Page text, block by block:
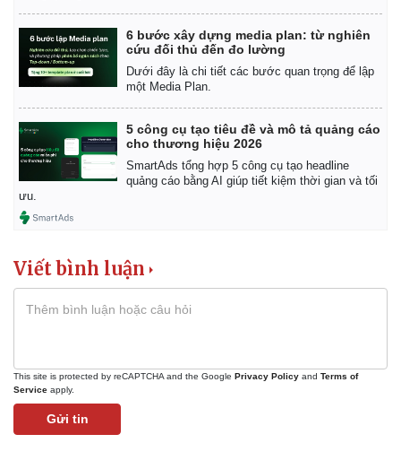
Kinh tế
Bất động sản
Khởi nghiệp
Thị trường
Giá vàng
Tiêu dùng
Chứng khoán
Giá cà phê
6 bước xây dựng media plan: từ nghiên
cứu đối thủ đến đo lường
Dưới đây là chi tiết các bước quan trọng để lập
một Media Plan.
5 công cụ tạo tiêu đề và mô tả quảng cáo
cho thương hiệu 2026
SmartAds tổng hợp 5 công cụ tạo headline
quảng cáo bằng AI giúp tiết kiệm thời gian và tối
ưu.
Viết bình luận
This site is protected by reCAPTCHA and the Google Privacy Policy and Terms of
Service apply.
Gửi tin